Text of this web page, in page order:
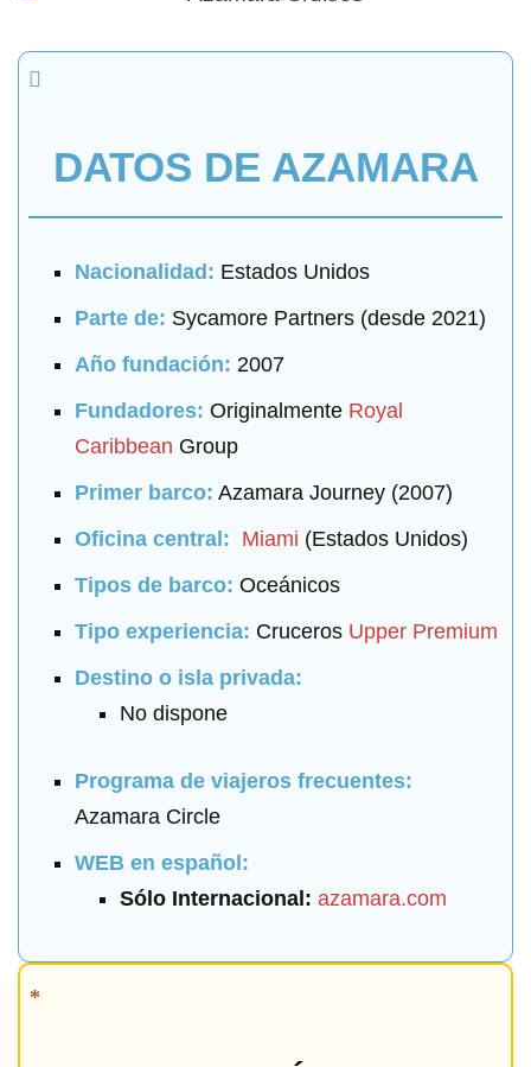
DATOS DE AZAMARA
Nacionalidad: Estados Unidos
Parte de: Sycamore Partners (desde 2021)
Año fundación: 2007
Fundadores: Originalmente Royal
Caribbean Group
Primer barco: Azamara Journey (2007)
Oficina central: Miami (Estados Unidos)
Tipos de barco: Oceánicos
Tipo experiencia: Cruceros Upper Premium
Destino o isla privada:
No dispone
Programa de viajeros frecuentes:
Azamara Circle
WEB en español:
Sólo Internacional: azamara.com